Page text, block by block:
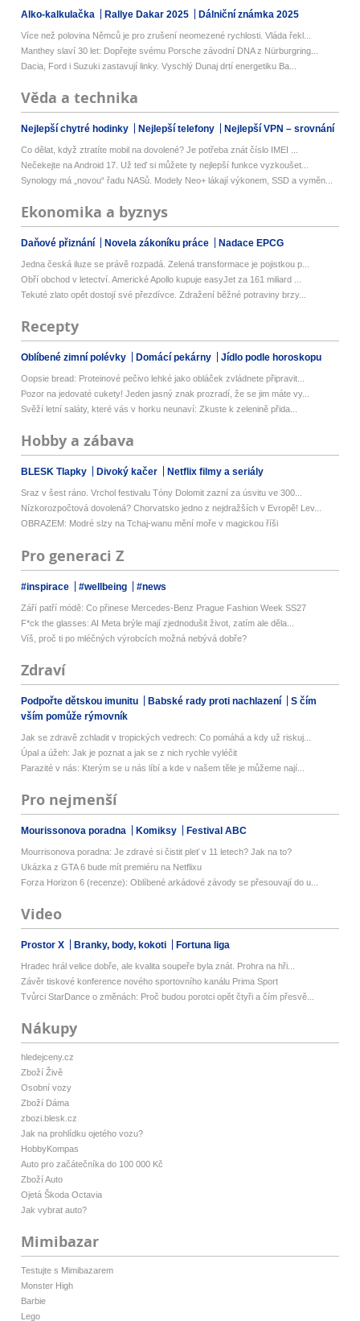
Alko-kalkulačka Rallye Dakar 2025 Dálniční známka 2025
Více než polovina Němců je pro zrušení neomezené rychlosti. Vláda řekl...
Manthey slaví 30 let: Dopřejte svému Porsche závodní DNA z Nürburgring...
Dacia, Ford i Suzuki zastavují linky. Vyschlý Dunaj drtí energetiku Ba...
Věda a technika
Nejlepší chytré hodinky Nejlepší telefony Nejlepší VPN – srovnání
Co dělat, když ztratíte mobil na dovolené? Je potřeba znát číslo IMEI ...
Nečekejte na Android 17. Už teď si můžete ty nejlepší funkce vyzkoušet...
Synology má „novou“ řadu NASů. Modely Neo+ lákají výkonem, SSD a vyměn...
Ekonomika a byznys
Daňové přiznání Novela zákoníku práce Nadace EPCG
Jedna česká iluze se právě rozpadá. Zelená transformace je pojistkou p...
Obří obchod v letectví. Americké Apollo kupuje easyJet za 161 miliard ...
Tekuté zlato opět dostojí své přezdívce. Zdražení běžné potraviny brzy...
Recepty
Oblíbené zimní polévky Domácí pekárny Jídlo podle horoskopu
Oopsie bread: Proteinové pečivo lehké jako obláček zvládnete připravit...
Pozor na jedovaté cukety! Jeden jasný znak prozradí, že se jim máte vy...
Svěží letní saláty, které vás v horku neunaví: Zkuste k zelenině přida...
Hobby a zábava
BLESK Tlapky Divoký kačer Netflix filmy a seriály
Sraz v šest ráno. Vrchol festivalu Tóny Dolomit zazní za úsvitu ve 300...
Nízkorozpočtová dovolená? Chorvatsko jedno z nejdražších v Evropě! Lev...
OBRAZEM: Modré slzy na Tchaj-wanu mění moře v magickou říši
Pro generaci Z
#inspirace #wellbeing #news
Září patří módě: Co přinese Mercedes-Benz Prague Fashion Week SS27
F*ck the glasses: AI Meta brýle mají zjednodušit život, zatím ale děla...
Víš, proč ti po mléčných výrobcích možná nebývá dobře?
Zdraví
Podpořte dětskou imunitu Babské rady proti nachlazení
S čím
vším pomůže rýmovník
Jak se zdravě zchladit v tropických vedrech: Co pomáhá a kdy už riskuj...
Úpal a úžeh: Jak je poznat a jak se z nich rychle vyléčit
Parazité v nás: Kterým se u nás líbí a kde v našem těle je můžeme nají...
Pro nejmenší
Mourissonova poradna Komiksy Festival ABC
Mourrisonova poradna: Je zdravé si čistit pleť v 11 letech? Jak na to?
Ukázka z GTA 6 bude mít premiéru na Netflixu
Forza Horizon 6 (recenze): Oblíbené arkádové závody se přesouvají do u...
Video
Prostor X Branky, body, kokoti Fortuna liga
Hradec hrál velice dobře, ale kvalita soupeře byla znát. Prohra na hři...
Závěr tiskové konference nového sportovního kanálu Prima Sport
Tvůrci StarDance o změnách: Proč budou porotci opět čtyři a čím přesvě...
Nákupy
hledejceny.cz
Zboží Živě
Osobní vozy
Zboží Dáma
zbozi.blesk.cz
Jak na prohlídku ojetého vozu?
HobbyKompas
Auto pro začátečníka do 100 000 Kč
Zboží Auto
Ojetá Škoda Octavia
Jak vybrat auto?
Mimibazar
Testujte s Mimibazarem
Monster High
Barbie
Lego